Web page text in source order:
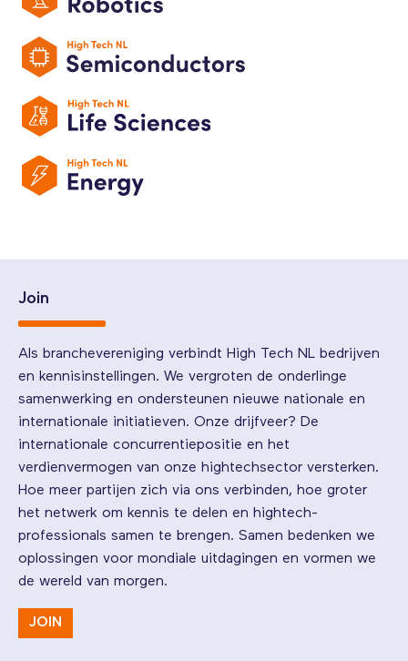
Join
Als branchevereniging verbindt High Tech NL bedrijven
en kennisinstellingen. We vergroten de onderlinge
samenwerking en ondersteunen nieuwe nationale en
internationale initiatieven. Onze drijfveer? De
internationale concurrentiepositie en het
verdienvermogen van onze hightechsector versterken.
Hoe meer partijen zich via ons verbinden, hoe groter
het netwerk om kennis te delen en hightech-
professionals samen te brengen. Samen bedenken we
oplossingen voor mondiale uitdagingen en vormen we
de wereld van morgen.
JOIN